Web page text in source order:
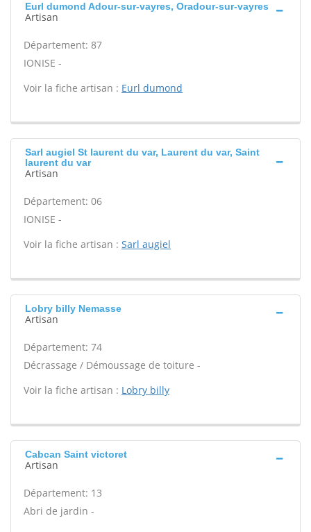
Eurl dumond Adour-sur-vayres, Oradour-sur-vayres
Artisan
Département: 87
IONISE -
Voir la fiche artisan : Eurl dumond
Sarl augiel St laurent du var, Laurent du var, Saint
laurent du var
Artisan
Département: 06
IONISE -
Voir la fiche artisan : Sarl augiel
Lobry billy Nemasse
Artisan
Département: 74
Décrassage / Démoussage de toiture -
Voir la fiche artisan : Lobry billy
Cabcan Saint victoret
Artisan
Département: 13
Abri de jardin -